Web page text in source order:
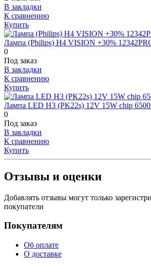
В закладки
К сравнению
Купить
Лампа (Philips) H4 VISION +30%
0
Под заказ
В закладки
К сравнению
Купить
Лампа LED H3 (PK22s) 12V 15W chip
0
Под заказ
В закладки
К сравнению
Купить
Отзывы и оценки
Добавлять отзывы могут только
покупатели
Покупателям
Об оплате
О доставке